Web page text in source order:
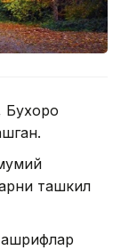
Бухоро
ташкил